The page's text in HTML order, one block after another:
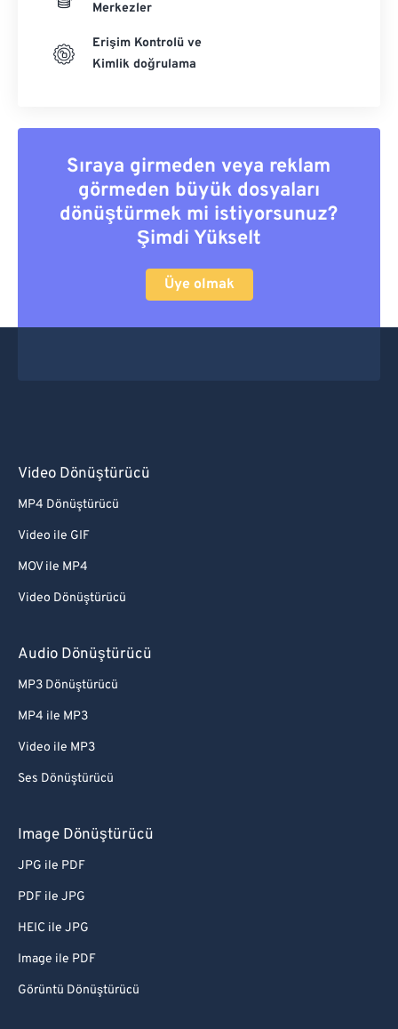
Merkezler
Erişim Kontrolü ve
Kimlik doğrulama
Sıraya girmeden veya reklam
görmeden büyük dosyaları
dönüştürmek mi istiyorsunuz?
Şimdi Yükselt
Üye olmak
Video Dönüştürücü
MP4 Dönüştürücü
Video ile GIF
MOV ile MP4
Video Dönüştürücü
Audio Dönüştürücü
MP3 Dönüştürücü
MP4 ile MP3
Video ile MP3
Ses Dönüştürücü
Image Dönüştürücü
JPG ile PDF
PDF ile JPG
HEIC ile JPG
Image ile PDF
Görüntü Dönüştürücü